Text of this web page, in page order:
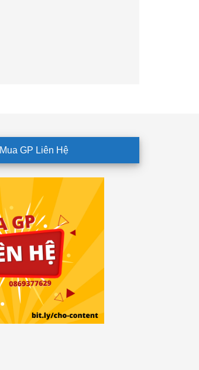
Mua GP Liên Hệ